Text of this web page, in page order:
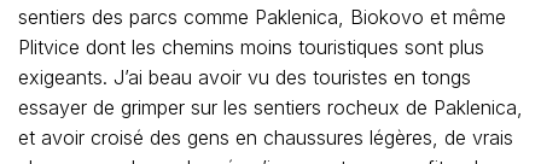
sentiers des parcs comme Paklenica, Biokovo et même
Plitvice dont les chemins moins touristiques sont plus
exigeants. J’ai beau avoir vu des touristes en tongs
essayer de grimper sur les sentiers rocheux de Paklenica,
et avoir croisé des gens en chaussures légères, de vrais